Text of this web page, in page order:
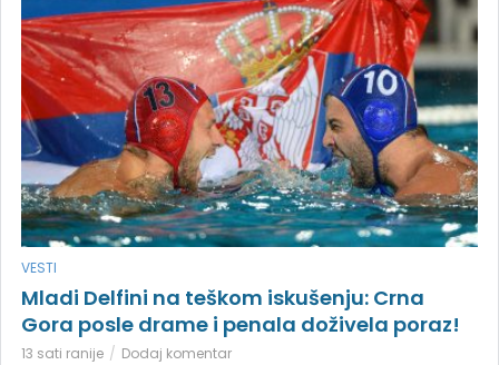
VESTI
Mladi Delfini na teškom iskušenju: Crna
Gora posle drame i penala doživela poraz!
13 sati ranije Dodaj komentar